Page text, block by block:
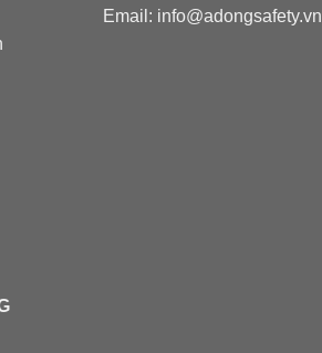
Email: info@adongsafety.vn